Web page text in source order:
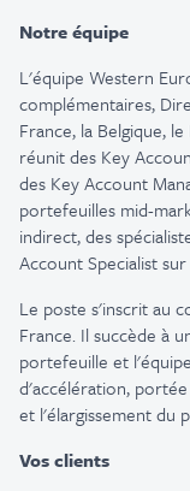
Notre équipe
L'équipe Western
complémentaires,
France, la Belgique,
réunitdes Key
des Key Account
portefeuilles mid-
indirect, des
Account Specialist sur
Le poste s'inscritau
France. Ilsuccède à
portefeuille et l'équipe
d'accélération, portée
et l'élargissementdu
Vos clients